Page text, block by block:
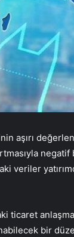
aşırı
negatif
veriler
ticaret
bir